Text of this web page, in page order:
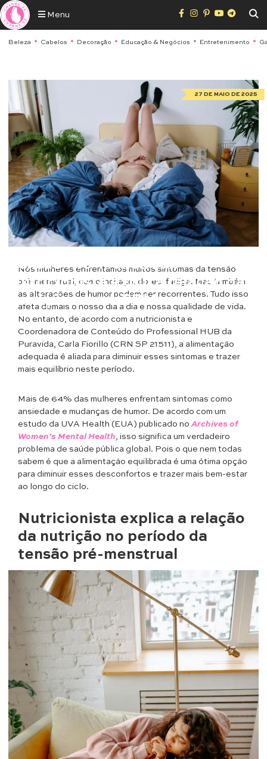
Menu
Beleza Cabelos Decoração Educação & Negócios Entretenimento
Tensão Pré-Menstrual:
Nutricionista explica relação da
nutrição com a TPM
27 DE MAIO DE 2025
Nós mulheres enfrentamos muitos sintomas da tensão
pré-menstrual, como inchaço, dores, fadiga. Mas também
as alterações de humor podem ser recorrentes. Tudo isso
afeta demais o nosso dia a dia e nossa qualidade de vida.
No entanto, de acordo com a nutricionista e
Coordenadora de Conteúdo do Professional HUB da
Puravida, Carla Fiorillo (CRN SP 21511), a alimentação
adequada é aliada para diminuir esses sintomas e trazer
mais equilíbrio neste período.
Mais de 64% das mulheres enfrentam sintomas como
ansiedade e mudanças de humor. De acordo com um
estudo da UVA Health (EUA) publicado no Archives of
Women’s Mental Health , isso significa um verdadeiro
problema de saúde pública global. Pois o que nem todas
sabem é que a alimentação equilibrada é uma ótima opção
para diminuir esses desconfortos e trazer mais bem-estar
ao longo do ciclo.
Nutricionista explica a relação
da nutrição no período da
tensão pré-menstrual